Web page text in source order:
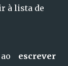
à lista de
escrever